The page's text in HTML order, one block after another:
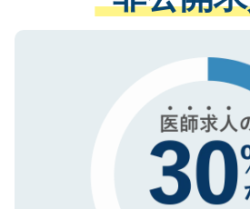
で、機密保持に関しても
ない方には、長期的なサ
ので、まずはご登録くだ